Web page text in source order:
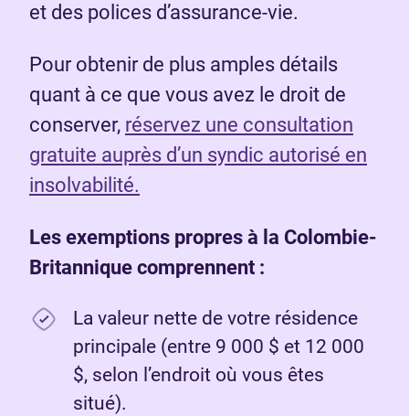
et des polices d’assurance-vie.
Pour obtenir de plus amples détails
quant à ce que vous avez le droit de
conserver, réservez une consultation
gratuite auprès d’un syndic autorisé en
insolvabilité.
Les exemptions propres à la Colombie-
Britannique comprennent :
La valeur nette de votre résidence
principale (entre 9 000 $ et 12 000
$, selon l’endroit où vous êtes
situé).